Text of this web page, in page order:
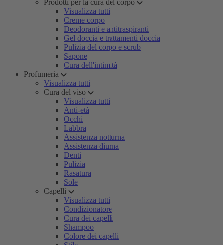
Prodotti per la cura del corpo
Visualizza tutti
Creme corpo
Deodoranti e antitraspiranti
Gel doccia e trattamenti doccia
Pulizia del corpo e scrub
Sapone
Cura dell'intimità
Profumeria
Visualizza tutti
Cura del viso
Visualizza tutti
Anti-età
Occhi
Labbra
Assistenza notturna
Assistenza diurna
Denti
Pulizia
Rasatura
Sole
Capelli
Visualizza tutti
Condizionatore
Cura dei capelli
Shampoo
Colore dei capelli